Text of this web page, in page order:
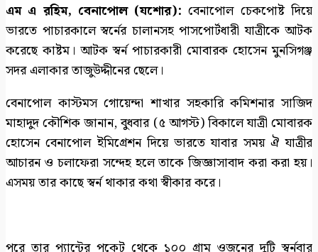
এম এ রহিম, বেনাপোল (যশোর): বেনাপোল চেকপোষ্ট দিয়ে
ভারতে পাচারকালে স্বর্নের চালানসহ পাসপোর্টধারী যাত্রীকে আটক
করেছে কাষ্টম। আটক স্বর্ন পাচারকারী মোবারক হোসেন মুনসিগঞ্জ
সদর এলাকার তাজুউদ্দীনের ছেলে।
বেনাপোল কাস্টমস গোয়েন্দা শাখার সহকারি কমিশনার সাজিদ
মাহাদুদ কৌশিক জানান, বুধবার (৫ আগস্ট) বিকালে যাত্রী মোবারক
হোসেন বেনাপোল ইমিগ্রেশন দিয়ে ভারতে যাবার সময় ঐ যাত্রীর
আচারন ও চলাফেরা সন্দেহ হলে তাকে জিজ্ঞাসাবাদ করা করা হয়।
এসময় তার কাছে স্বর্ন থাকার কথা স্বীকার করে।